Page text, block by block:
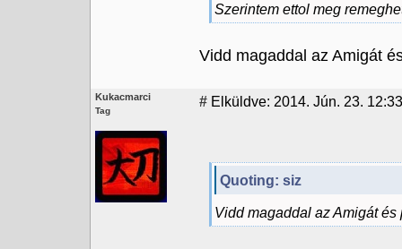
Szerintem ettol meg
Vidd magaddal az Amigát
Kukacmarci
Tag
# Elküldve: 2014. Jún. 23. 12:33
Quoting: siz
Vidd magaddal az Amigát és